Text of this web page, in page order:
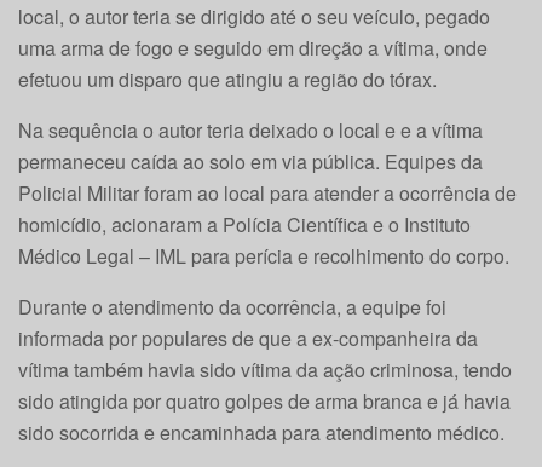
local, o autor teria se dirigido até o seu veículo, pegado
uma arma de fogo e seguido em direção a vítima, onde
efetuou um disparo que atingiu a região do tórax.
Na sequência o autor teria deixado o local e e a vítima
permaneceu caída ao solo em via pública. Equipes da
Policial Militar foram ao local para atender a ocorrência de
homicídio, acionaram a Polícia Científica e o Instituto
Médico Legal – IML para perícia e recolhimento do corpo.
Durante o atendimento da ocorrência, a equipe foi
informada por populares de que a ex-companheira da
vítima também havia sido vítima da ação criminosa, tendo
sido atingida por quatro golpes de arma branca e já havia
sido socorrida e encaminhada para atendimento médico.